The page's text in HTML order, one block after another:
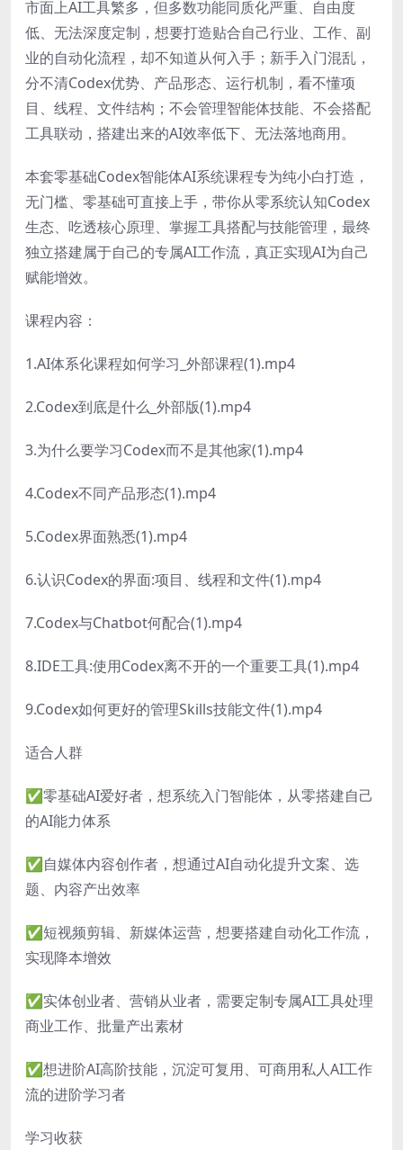
市面上AI工具繁多，但多数功能同质化严重、自由度
低、无法深度定制，想要打造贴合自己行业、工作、副
业的自动化流程，却不知道从何入手；新手入门混乱，
分不清Codex优势、产品形态、运行机制，看不懂项
目、线程、文件结构；不会管理智能体技能、不会搭配
工具联动，搭建出来的AI效率低下、无法落地商用。
本套零基础Codex智能体AI系统课程专为纯小白打造，
无门槛、零基础可直接上手，带你从零系统认知Codex
生态、吃透核心原理、掌握工具搭配与技能管理，最终
独立搭建属于自己的专属AI工作流，真正实现AI为自己
赋能增效。
课程内容：
1.AI体系化课程如何学习_外部课程(1).mp4
2.Codex到底是什么_外部版(1).mp4
3.为什么要学习Codex而不是其他家(1).mp4
4.Codex不同产品形态(1).mp4
5.Codex界面熟悉(1).mp4
6.认识Codex的界面:项目、线程和文件(1).mp4
7.Codex与Chatbot何配合(1).mp4
8.IDE工具:使用Codex离不开的一个重要工具(1).mp4
9.Codex如何更好的管理Skills技能文件(1).mp4
适合人群
✅零基础AI爱好者，想系统入门智能体，从零搭建自己
的AI能力体系
✅自媒体内容创作者，想通过AI自动化提升文案、选
题、内容产出效率
✅短视频剪辑、新媒体运营，想要搭建自动化工作流，
实现降本增效
✅实体创业者、营销从业者，需要定制专属AI工具处理
商业工作、批量产出素材
✅想进阶AI高阶技能，沉淀可复用、可商用私人AI工作
流的进阶学习者
学习收获